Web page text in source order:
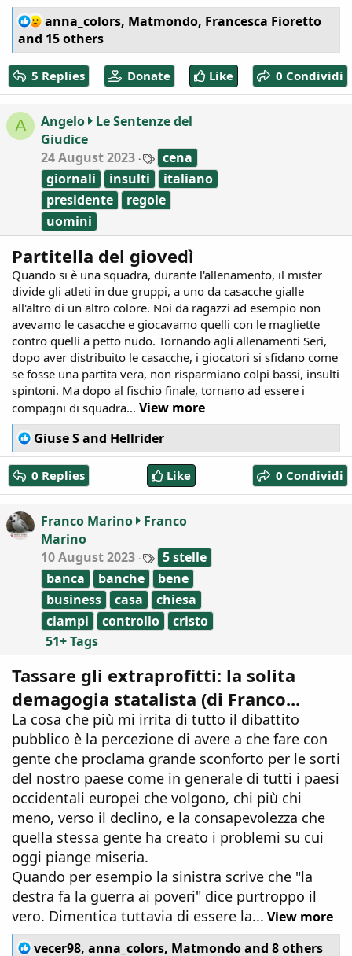
R
e
a
c
t
i
n
s
:
anna_colors, Matmondo, Francesca Fioretto
and 15 others
5 Replies Donate Like 0 Condividi
A Angelo
Le Sentenze del
Giudice
24 August 2023
T
a
s
cena
giornali
insulti
italiano
presidente
regole
uomini
Partitella del giovedì
Quando si è una squadra, durante l'allenamento, il mister
divide gli atleti in due gruppi, a uno da casacche gialle
all'altro di un altro colore. Noi da ragazzi ad esempio non
avevamo le casacche e giocavamo quelli con le magliette
contro quelli a petto nudo. Tornando agli allenamenti Seri,
dopo aver distribuito le casacche, i giocatori si sfidano come
se fosse una partita vera, non risparmiano colpi bassi, insulti
spintoni. Ma dopo al fischio finale, tornano ad essere i
compagni di squadra... View more
R
e
a
c
t
o
Giuse Sand Hellrider
0 Replies Like 0 Condividi
Franco Marino
Franco
Marino
10 August 2023
T
a
g
s
5 stelle
banca
banche
bene
business
casa
chiesa
ciampi
controllo
cristo
51+ Tags
Tassare gli extraprofitti: la solita
demagogia statalista (di Franco...
La cosa che più mi irrita di tutto il dibattito
pubblico è la percezione di avere a che fare con
gente che proclama grande sconforto per le sorti
del nostro paese come in generale di tutti i paesi
occidentali europei che volgono, chi più chi
meno, verso il declino, e la consapevolezza che
quella stessa gente ha creato i problemi su cui
oggi piange miseria.
Quando per esempio la sinistra scrive che "la
destra fa la guerra ai poveri" dice purtroppo il
vero. Dimentica tuttavia di essere la... View more
R
vecer98, anna_colors, Matmondoand 8 others